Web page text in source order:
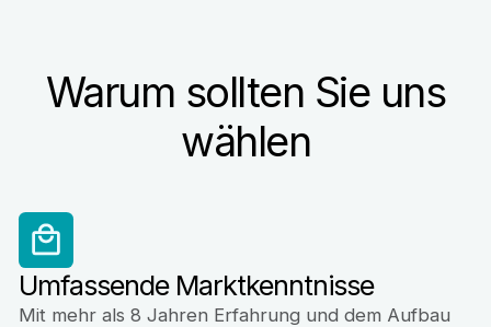
Warum sollten Sie uns
wählen
Umfassende Marktkenntnisse
Mit mehr als 8 Jahren Erfahrung und dem Aufbau